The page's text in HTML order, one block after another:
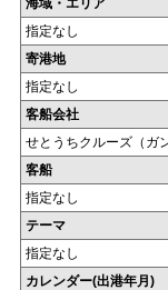
海域・エリア
指定なし
寄港地
指定なし
客船会社
せとうちクルーズ（ガ
客船
指定なし
テーマ
指定なし
カレンダー(出港年月)